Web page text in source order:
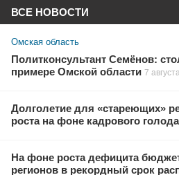
ВСЕ НОВОСТИ
Омская область
Политконсультант Семёнов:
примере Омской области 7 августа
Долголетие для «стареющих»
роста на фоне кадрового голода
На фоне роста дефицита
регионов в рекордный срок